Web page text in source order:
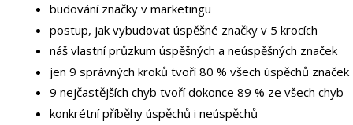
budování značky v marketingu
postup, jak vybudovat úspěšné značky v 5 krocích
náš vlastní průzkum úspěšných a neúspěšných značek
jen 9 správných kroků tvoří 80 % všech úspěchů značek
9 nejčastějších chyb tvoří dokonce 89 % ze všech chyb
konkrétní příběhy úspěchů i neúspěchů